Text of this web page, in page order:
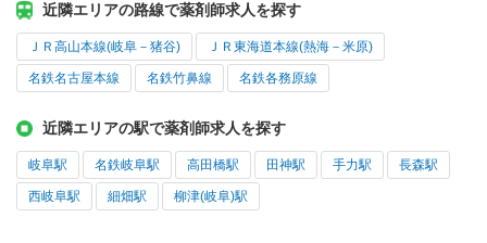
近隣エリアの路線で薬剤師求人を探す
ＪＲ高山本線(岐阜－猪谷) ＪＲ東海道本線(熱海－米原)
名鉄名古屋本線 名鉄竹鼻線 名鉄各務原線
近隣エリアの駅で薬剤師求人を探す
岐阜駅 名鉄岐阜駅 高田橋駅 田神駅 手力駅 長森駅
西岐阜駅 細畑駅 柳津(岐阜)駅